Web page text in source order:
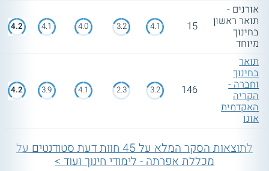
אורנים -
תואר ראשון
בחינוך
מיוחד
15
4.1
3.2
4.0
4.1
4.2
תואר
בחינוך
וחברה -
הקריה
האקדמית
אונו
146
3.2
2.3
4.1
3.9
4.2
לתוצאות הסקר המלא על 45 חוות דעת סטודנטים על
מכללת אפרתה - לימודי חינוך ועוד >